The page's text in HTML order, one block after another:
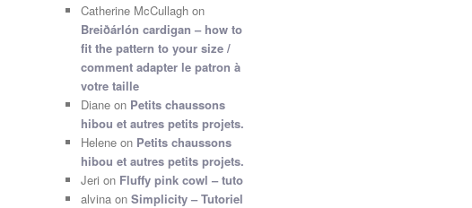
Catherine McCullagh on
Breiðárlón cardigan – how to
fit the pattern to your size /
comment adapter le patron à
votre taille
Diane on Petits chaussons
hibou et autres petits projets.
Helene on Petits chaussons
hibou et autres petits projets.
Jeri on Fluffy pink cowl – tuto
alvina on Simplicity – Tutoriel